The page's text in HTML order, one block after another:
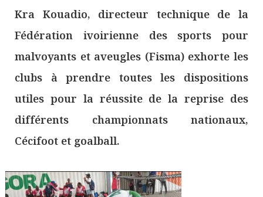
Kra Kouadio, directeur technique de la
Fédération ivoirienne des sports pour
malvoyants et aveugles (Fisma) exhorte les
clubs à prendre toutes les dispositions
utiles pour la réussite de la reprise des
différents championnats nationaux,
Cécifoot et goalball.